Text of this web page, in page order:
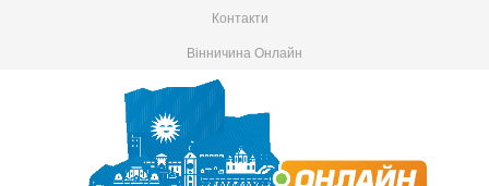
Контакти
Вінничина Онлайн